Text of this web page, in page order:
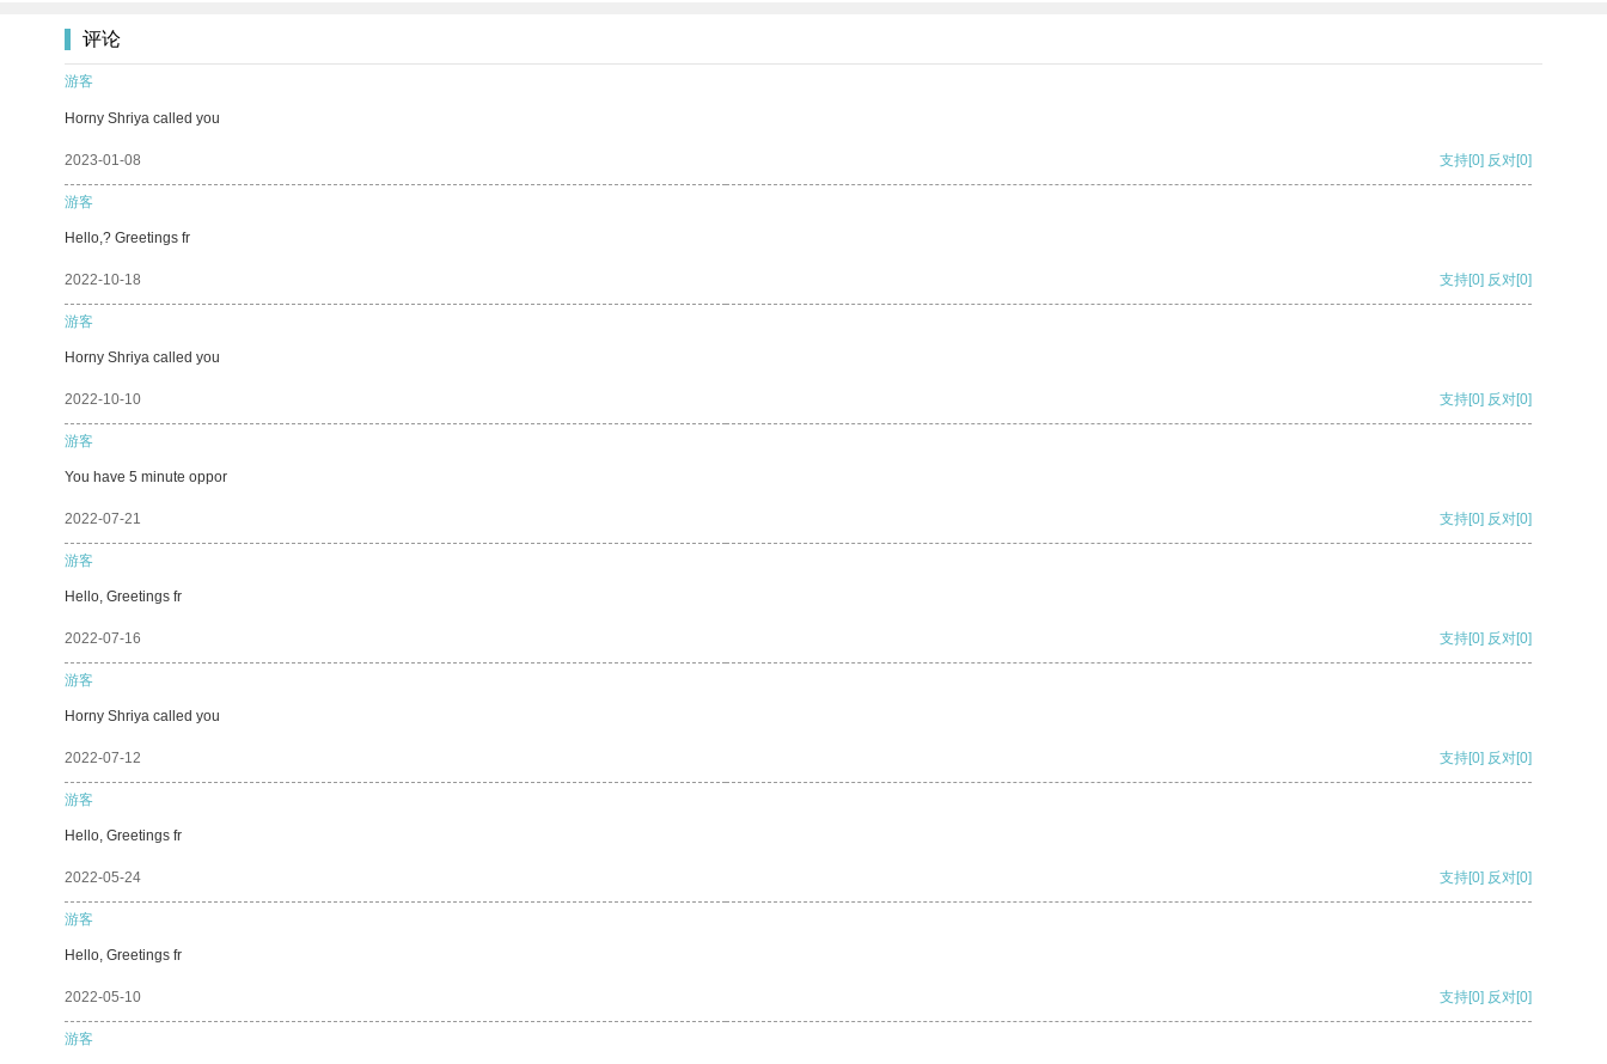
评论
游客
Horny Shriya called you
2023-01-08 支持[0] 反对[0]
游客
Hello,? Greetings fr
2022-10-18 支持[0] 反对[0]
游客
Horny Shriya called you
2022-10-10 支持[0] 反对[0]
游客
You have 5 minute oppor
2022-07-21 支持[0] 反对[0]
游客
Hello, Greetings fr
2022-07-16 支持[0] 反对[0]
游客
Horny Shriya called you
2022-07-12 支持[0] 反对[0]
游客
Hello, Greetings fr
2022-05-24 支持[0] 反对[0]
游客
Hello, Greetings fr
2022-05-10 支持[0] 反对[0]
游客